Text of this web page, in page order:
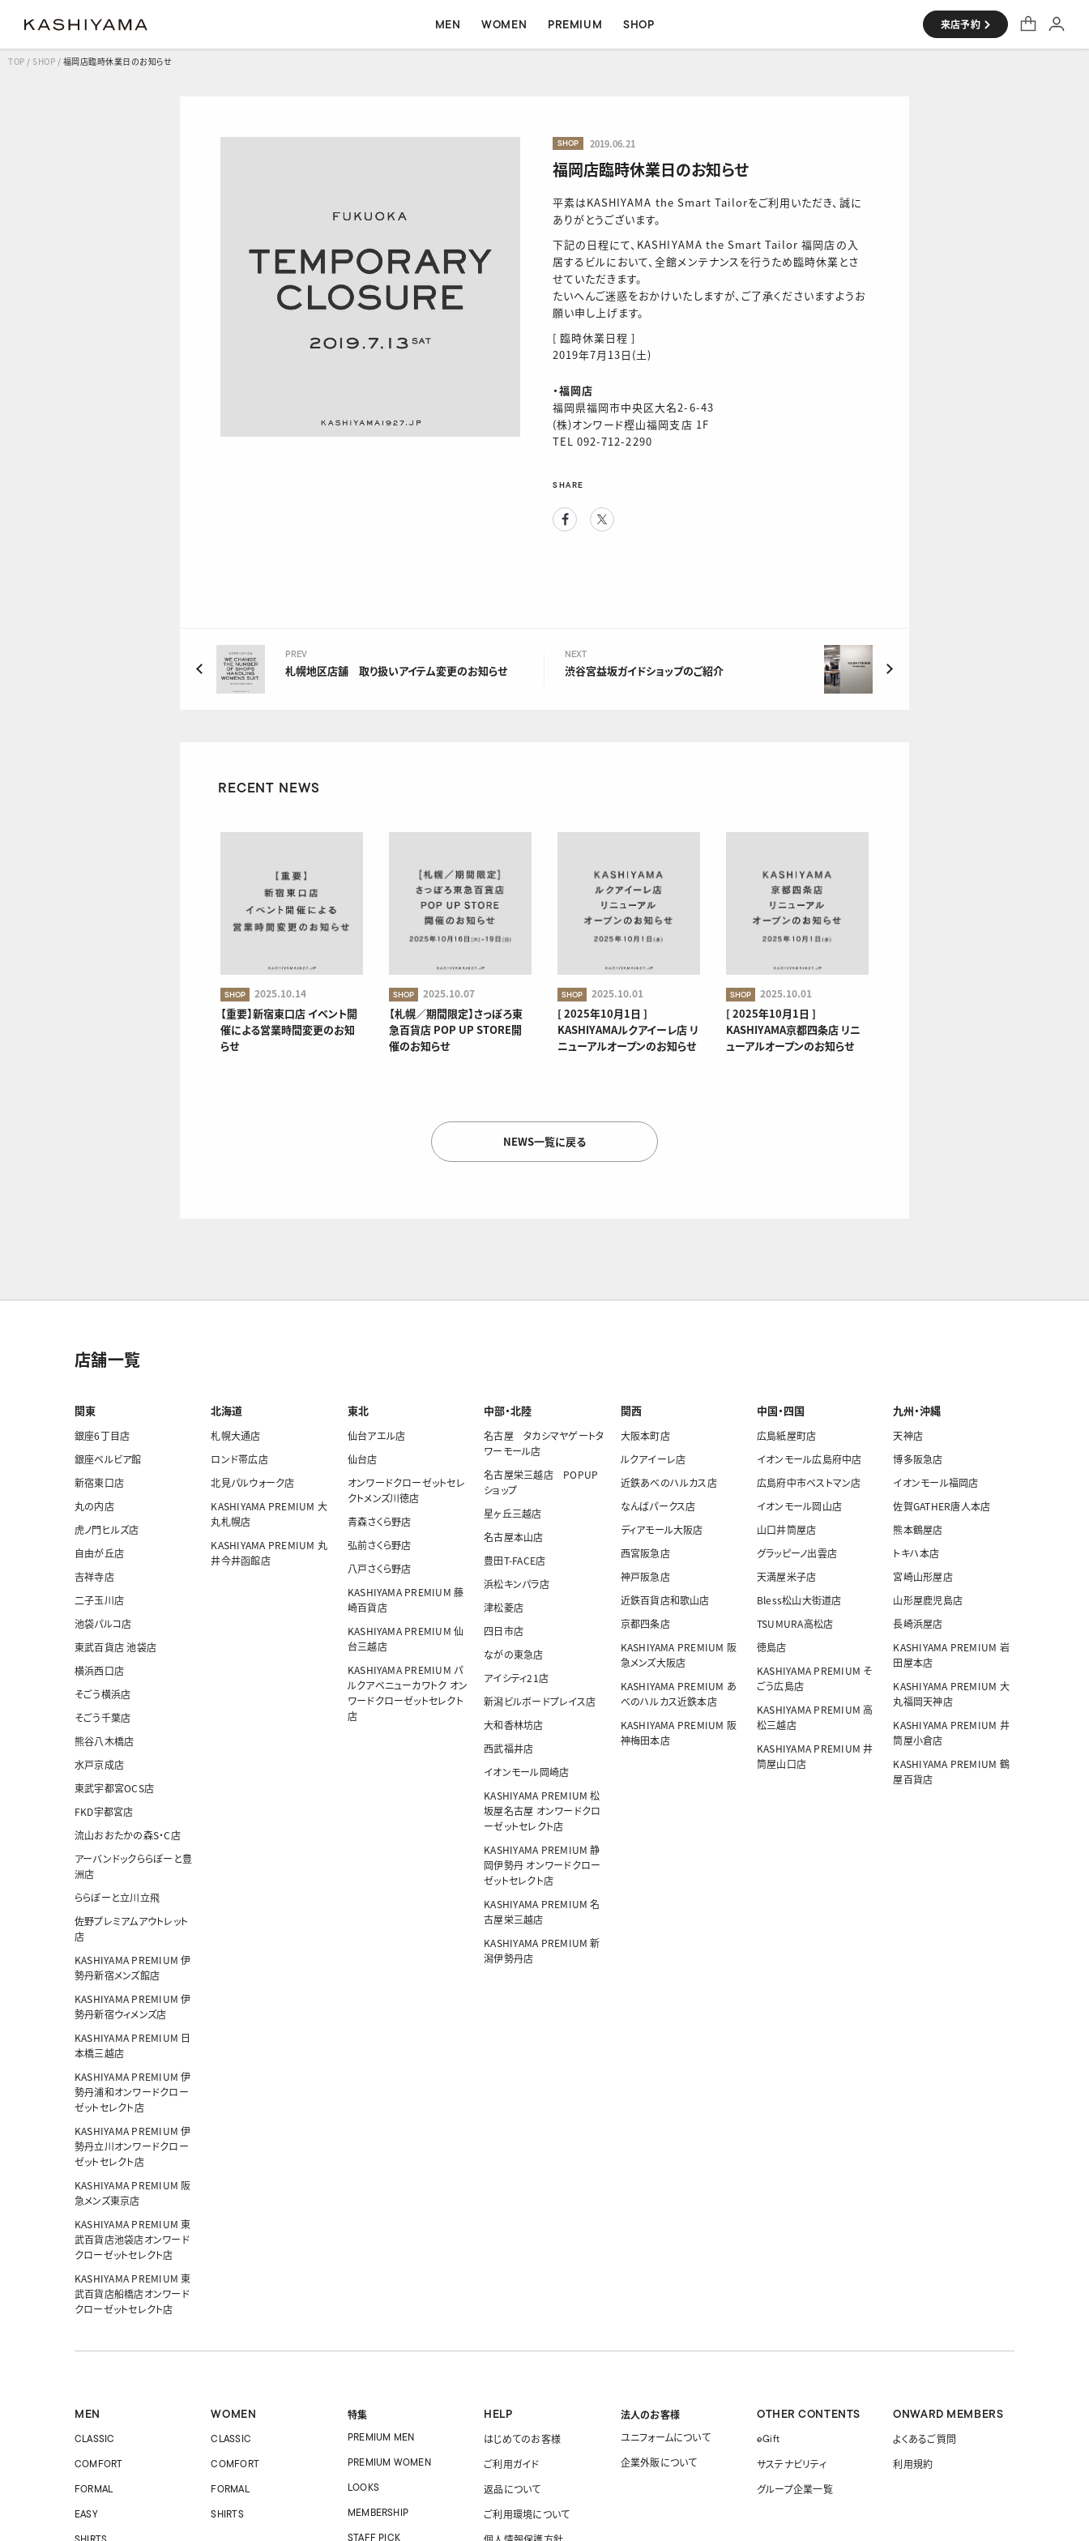
MEN
イージー
WOMEN
フォーマル シャツ
PREMIUM SHOP 来店予約
TOP / SHOP / 福岡店臨時休業日のお知らせ
SHOP 2019.06.21
福岡店臨時休業日のお知らせ
平素はKASHIYAMA the Smart Tailorをご利用いただき、誠に
ありがとうございます。
下記の日程にて、KASHIYAMA the Smart Tailor 福岡店の入
居するビルにおいて、全館メンテナンスを行うため臨時休業とさ
せていただきます。
たいへんご迷惑をおかけいたしますが、ご了承くださいますようお
願い申し上げます。
[ 臨時休業日程 ]
2019年7月13日(土)
・福岡店
福岡県福岡市中央区大名2-6-43
(株)オンワード樫山福岡支店 1F
TEL 092-712-2290
SHARE
Facebook
PREV
札幌地区店舗 取り扱いアイテム変更のお知らせ
NEXT
渋谷宮益坂ガイドショップのご紹介
RECENT NEWS
SHOP 2025.10.14
【重要】新宿東口店 イベント開
催による営業時間変更のお知
らせ
SHOP 2025.10.07
【札幌／期間限定】さっぽろ東
急百貨店 POP UP STORE開
催のお知らせ
SHOP 2025.10.01
[ 2025年10月1日 ]
KASHIYAMAルクアイーレ店 リ
ニューアルオープンのお知らせ
SHOP 2025.10.01
[ 2025年10月1日 ]
KASHIYAMA京都四条店 リニ
ューアルオープンのお知らせ
NEWS一覧に戻る
店舗一覧
関東
銀座6丁目店
銀座ベルビア館
新宿東口店
丸の内店
虎ノ門ヒルズ店
自由が丘店
吉祥寺店
二子玉川店
池袋パルコ店
東武百貨店 池袋店
横浜西口店
そごう横浜店
そごう千葉店
熊谷八木橋店
水戸京成店
東武宇都宮OCS店
FKD宇都宮店
流山おおたかの森S・C店
アーバンドックららぽーと豊
洲店
ららぽーと立川立飛
佐野プレミアムアウトレット
店
KASHIYAMA PREMIUM 伊
勢丹新宿メンズ館店
KASHIYAMA PREMIUM 伊
勢丹新宿ウィメンズ店
KASHIYAMA PREMIUM 日
本橋三越店
KASHIYAMA PREMIUM 伊
勢丹浦和オンワードクロー
ゼットセレクト店
KASHIYAMA PREMIUM 伊
勢丹立川オンワードクロー
ゼットセレクト店
KASHIYAMA PREMIUM 阪
急メンズ東京店
KASHIYAMA PREMIUM 東
武百貨店池袋店オンワード
クローゼットセレクト店
KASHIYAMA PREMIUM 東
武百貨店船橋店オンワード
クローゼットセレクト店
北海道
札幌大通店
ロンド帯広店
北見パルウォーク店
KASHIYAMA PREMIUM 大
丸札幌店
KASHIYAMA PREMIUM 丸
井今井函館店
東北
仙台アエル店
仙台店
オンワードクローゼットセレ
クトメンズ川徳店
青森さくら野店
弘前さくら野店
八戸さくら野店
KASHIYAMA PREMIUM 藤
崎百貨店
KASHIYAMA PREMIUM 仙
台三越店
KASHIYAMA PREMIUM パ
ルクアベニューカワトク オン
ワードクローゼットセレクト
店
中部・北陸
名古屋 タカシマヤゲートタ
ワーモール店
名古屋栄三越店 POPUP
ショップ
星ヶ丘三越店
名古屋本山店
豊田T-FACE店
浜松キンパラ店
津松菱店
四日市店
ながの東急店
アイシティ21店
新潟ビルボードプレイス店
大和香林坊店
西武福井店
イオンモール岡崎店
KASHIYAMA PREMIUM 松
坂屋名古屋 オンワードクロ
ーゼットセレクト店
KASHIYAMA PREMIUM 静
岡伊勢丹 オンワードクロー
ゼットセレクト店
KASHIYAMA PREMIUM 名
古屋栄三越店
KASHIYAMA PREMIUM 新
潟伊勢丹店
関西
大阪本町店
ルクアイーレ店
近鉄あべのハルカス店
なんばパークス店
ディアモール大阪店
西宮阪急店
神戸阪急店
近鉄百貨店和歌山店
京都四条店
KASHIYAMA PREMIUM 阪
急メンズ大阪店
KASHIYAMA PREMIUM あ
べのハルカス近鉄本店
KASHIYAMA PREMIUM 阪
神梅田本店
中国・四国
広島紙屋町店
イオンモール広島府中店
広島府中市ベストマン店
イオンモール岡山店
山口井筒屋店
グラッピーノ出雲店
天満屋米子店
Bless松山大街道店
TSUMURA高松店
徳島店
KASHIYAMA PREMIUM そ
ごう広島店
KASHIYAMA PREMIUM 高
松三越店
KASHIYAMA PREMIUM 井
筒屋山口店
九州・沖縄
天神店
博多阪急店
イオンモール福岡店
佐賀GATHER唐人本店
熊本鶴屋店
トキハ本店
宮崎山形屋店
山形屋鹿児島店
長崎浜屋店
KASHIYAMA PREMIUM 岩
田屋本店
KASHIYAMA PREMIUM 大
丸福岡天神店
KASHIYAMA PREMIUM 井
筒屋小倉店
KASHIYAMA PREMIUM 鶴
屋百貨店
MEN
CLASSIC
COMFORT
FORMAL
EASY
WOMEN
CLASSIC
COMFORT
FORMAL
SHIRTS
特集
PREMIUM MEN
PREMIUM WOMEN
LOOKS
MEMBERSHIP
STAFF PICK
HELP
はじめてのお客様
ご利用ガイド
返品について
ご利用環境について
法人のお客様
ユニフォームについて
企業外販について
OTHER CONTENTS
eGift
サステナビリティ
グループ企業一覧
ONWARD MEMBERS
よくあるご質問
利用規約